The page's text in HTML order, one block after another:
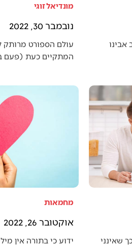
מונדיאל זוגי
נובמבר 30, 2022
עולם הספורט מרותק
המתקיים כעת (פעם ב-
שאינני
מחמאות
אוקטובר 26, 2022
ידוע כי בתורה אין